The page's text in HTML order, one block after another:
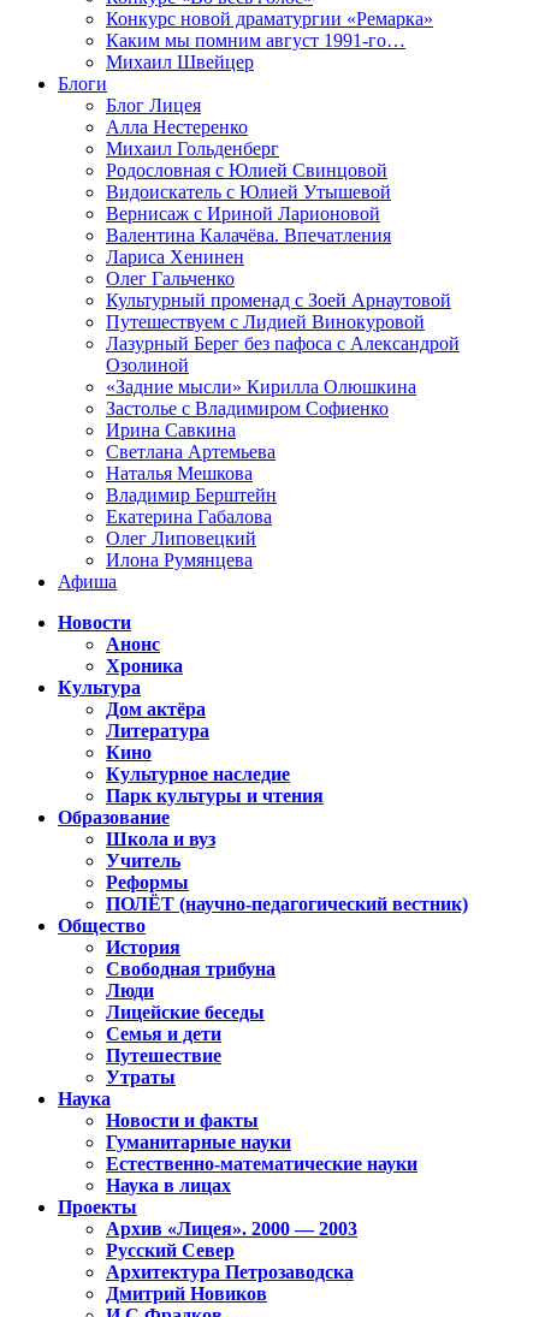
Конкурс новой драматургии «Ремарка»
Каким мы помним август 1991-го…
Михаил Швейцер
Блоги
Блог Лицея
Алла Нестеренко
Михаил Гольденберг
Родословная с Юлией Свинцовой
Видоискатель с Юлией Утышевой
Вернисаж с Ириной Ларионовой
Валентина Калачёва. Впечатления
Лариса Хенинен
Олег Гальченко
Культурный променад с Зоей Арнаутовой
Путешествуем с Лидией Винокуровой
Лазурный Берег без пафоса с Александрой
Озолиной
«Задние мысли» Кирилла Олюшкина
Застолье с Владимиром Софиенко
Ирина Савкина
Светлана Артемьева
Наталья Мешкова
Владимир Берштейн
Екатерина Габалова
Олег Липовецкий
Илона Румянцева
Афиша
Новости
Анонс
Хроника
Культура
Дом актёра
Литература
Кино
Культурное наследие
Парк культуры и чтения
Образование
Школа и вуз
Учитель
Реформы
ПОЛЁТ (научно-педагогический вестник)
Общество
История
Свободная трибуна
Люди
Лицейские беседы
Семья и дети
Путешествие
Утраты
Наука
Новости и факты
Гуманитарные науки
Естественно-математические науки
Наука в лицах
Проекты
Архив «Лицея». 2000 — 2003
Русский Север
Архитектура Петрозаводска
Дмитрий Новиков